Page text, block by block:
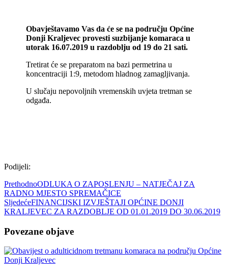
Obavještavamo Vas da će se na području Općine
Donji Kraljevec provesti suzbijanje komaraca u
utorak 16.07.2019 u razdoblju od 19 do 21 sati.
Tretirat će se preparatom na bazi permetrina u
koncentraciji 1:9, metodom hladnog zamagljivanja.
U slučaju nepovoljnih vremenskih uvjeta tretman se
odgađa.
Podijeli:
PrethodnoODLUKA O ZAPOSLENJU – NATJEČAJ ZA
RADNO MJESTO SPREMAČICE
SljedećeFINANCIJSKI IZVJEŠTAJI OPĆINE DONJI
KRALJEVEC ZA RAZDOBLJE OD 01.01.2019 DO 30.06.2019
Povezane objave